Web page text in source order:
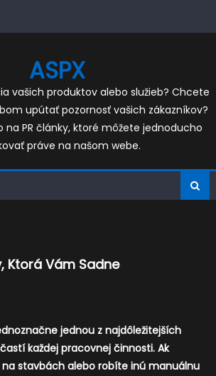
ASPX
vašich produktov alebo služieb? Chcete
upútať pozornosť vašich zákazníkov?
na PR články, ktoré môžete jednoducho
práve na našom webe.
Ktorá Vám Sadne
jednou z najdôležitejších
každej pracovnej činnosti. Ak
stavbách alebo robíte inú manuálnu